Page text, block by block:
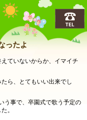
だな)幼稚園
ったよ
ていないからか、イマイチ
ら、とてもいい出来でし
う事で、卒園式で歌う予定の
。